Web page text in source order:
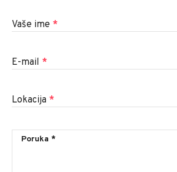
Vaše ime *
E-mail *
Lokacija *